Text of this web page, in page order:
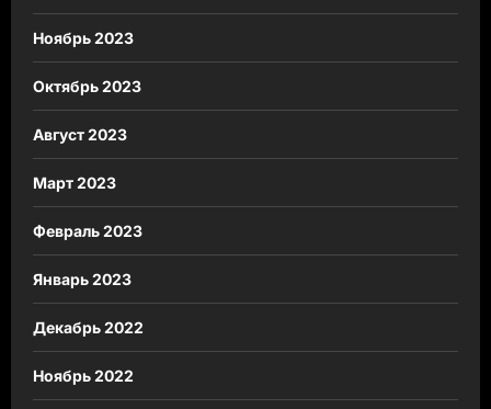
Ноябрь 2023
Октябрь 2023
Август 2023
Март 2023
Февраль 2023
Январь 2023
Декабрь 2022
Ноябрь 2022